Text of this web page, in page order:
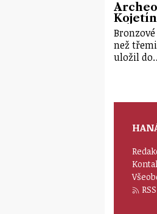
než
uložil
RSS